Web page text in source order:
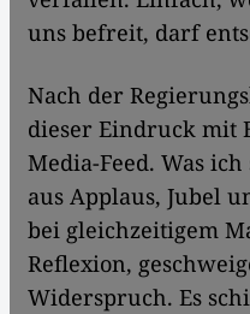
uns befreit, darf
Nach der
dieser Eindruck mit
Media-Feed. Was
aus Applaus, Jubel
bei gleichzeitigem
Reflexion,
Widerspruch. Es